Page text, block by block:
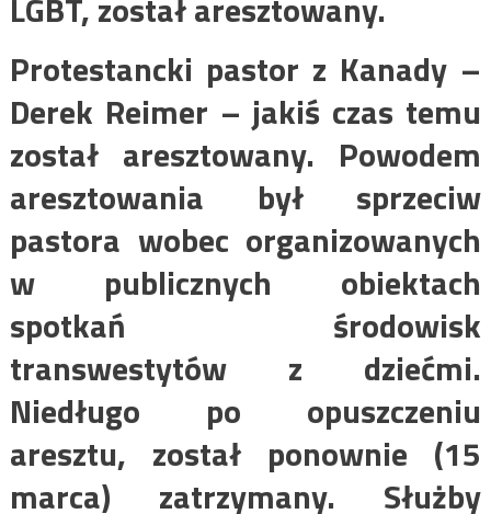
LGBT, został aresztowany.
Protestancki pastor z Kanady –
Derek Reimer – jakiś czas temu
został aresztowany. Powodem
aresztowania był sprzeciw
pastora wobec organizowanych
w publicznych obiektach
spotkań środowisk
transwestytów z dziećmi.
Niedługo po opuszczeniu
aresztu, został ponownie (15
marca) zatrzymany. Służby